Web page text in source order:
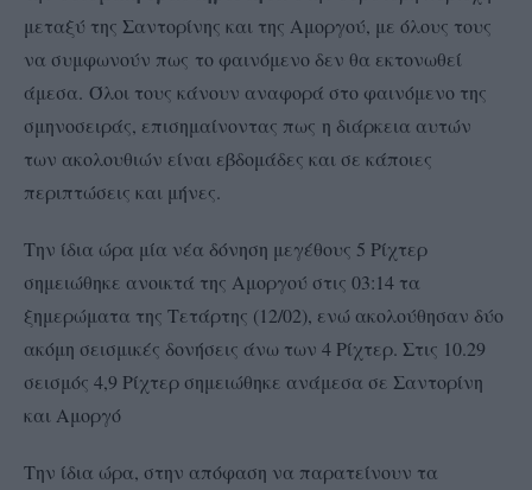
μεταξύ της Σαντορίνης και της Αμοργού, με όλους τους
να συμφωνούν πως το φαινόμενο δεν θα εκτονωθεί
άμεσα. Όλοι τους κάνουν αναφορά στο φαινόμενο της
σμηνοσειράς, επισημαίνοντας πως η διάρκεια αυτών
των ακολουθιών είναι εβδομάδες και σε κάποιες
περιπτώσεις και μήνες.
Την ίδια ώρα μία νέα δόνηση μεγέθους 5 Ρίχτερ
σημειώθηκε ανοικτά της Αμοργού στις 03:14 τα
ξημερώματα της Τετάρτης (12/02), ενώ ακολούθησαν δύο
ακόμη σεισμικές δονήσεις άνω των 4 Ρίχτερ. Στις 10.29
σεισμός 4,9 Ρίχτερ σημειώθηκε ανάμεσα σε Σαντορίνη
και Αμοργό
Tην ίδια ώρα, στην απόφαση να παρατείνουν τα